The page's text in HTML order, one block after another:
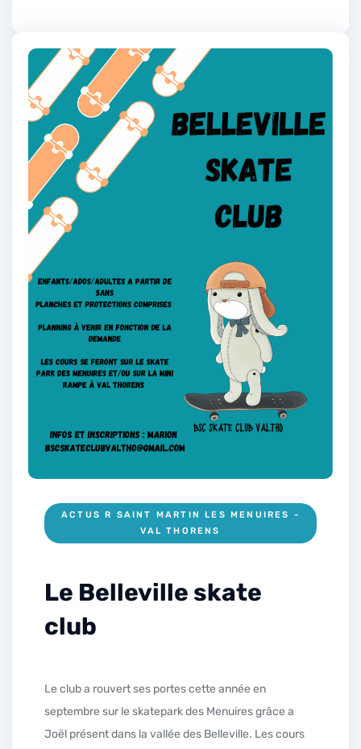
ACTUS R SAINT MARTIN LES MENUIRES -
VAL THORENS
Le Belleville skate
club
Le club a rouvert ses portes cette année en
septembre sur le skatepark des Menuires grâce a
Joël présent dans la vallée des Belleville. Les cours